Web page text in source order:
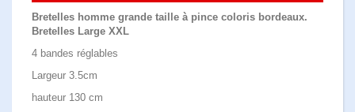
Bretelles homme grande taille à pince coloris bordeaux.
Bretelles Large XXL
4 bandes réglables
Largeur 3.5cm
hauteur 130 cm